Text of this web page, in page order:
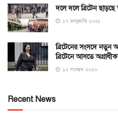
দলে দলে ব্রিটেন ছাড়ছে
১৭ জানুয়ারি ২০২১
ব্রিটেনের সংসদে নতুন
ব্রিটেনে আসতে
১২ নভেম্বর ২০২০
Recent News